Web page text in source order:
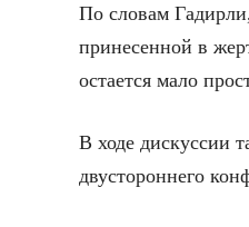
По словам
принесенной в
остается мало
В ходе дискуссии
двустороннего